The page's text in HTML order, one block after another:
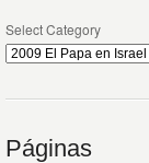
Select Category
Páginas